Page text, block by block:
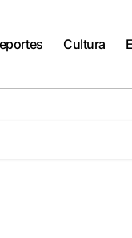
Cultura